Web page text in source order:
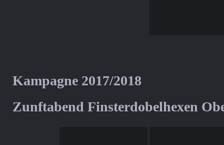
Kampagne 2017/2018
Zunftabend Finsterdobelhexen